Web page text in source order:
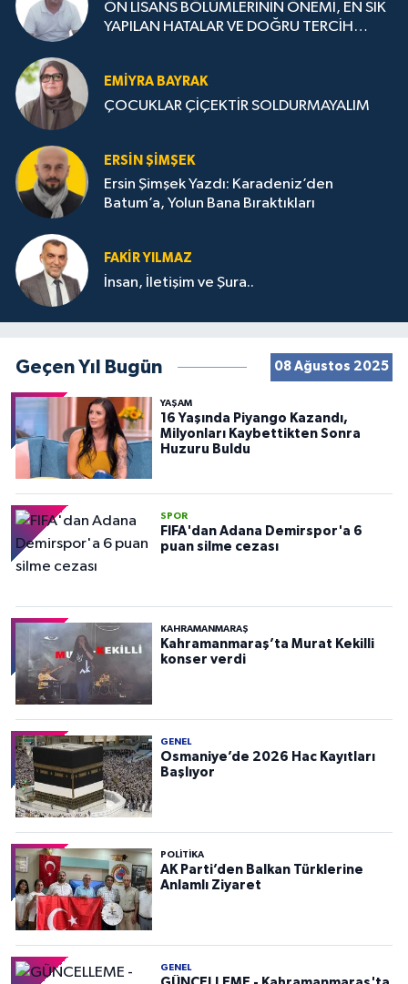
ÖN LİSANS BÖLÜMLERİNİN ÖNEMİ, EN SIK
YAPILAN HATALAR VE DOĞRU TERCİH
EMIYRA BAYRAK
ÇOCUKLAR ÇİÇEKTİR SOLDURMAYALIM
ERSIN ŞIMŞEK
Ersin Şimşek Yazdı: Karadeniz’den
Batum’a, Yolun Bana Bıraktıkları
FAKIR YILMAZ
İnsan, İletişim ve Şura..
Geçen Yıl Bugün 08 Ağustos 2025
YAŞAM
16 Yaşında Piyango Kazandı,
Milyonları Kaybettikten Sonra
Huzuru Buldu
SPOR
FIFA'dan Adana Demirspor'a 6
puan silme cezası
KAHRAMANMARAŞ
Kahramanmaraş’ta Murat Kekilli
konser verdi
GENEL
Osmaniye’de 2026 Hac Kayıtları
Başlıyor
POLITIKA
AK Parti’den Balkan Türklerine
Anlamlı Ziyaret
GENEL